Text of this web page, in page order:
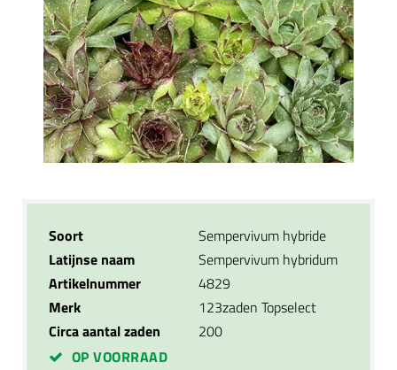
Soort
Sempervivum hybride
Latijnse naam
Sempervivum hybridum
Artikelnummer
4829
Merk
123zaden Topselect
Circa aantal zaden
200
OP VOORRAAD